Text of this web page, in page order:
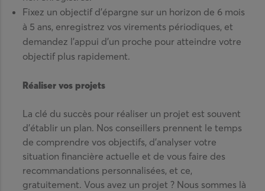
Fixez un objectif d’épargne sur un horizon de 6 mois
à 5 ans, enregistrez vos virements périodiques, et
demandez l’appui d’un proche pour atteindre votre
objectif plus rapidement.
Réaliser vos projets
La clé du succès pour réaliser un projet est souvent
d’établir un plan. Nos conseillers prennent le temps
de comprendre vos objectifs, d’analyser votre
situation financière actuelle et de vous faire des
recommandations personnalisées, et ce,
gratuitement. Vous avez un projet ? Nous sommes là